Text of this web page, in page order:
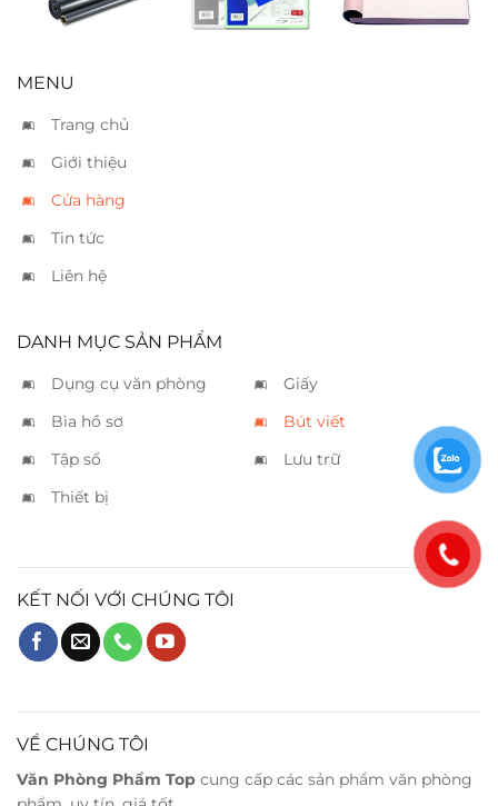
MENU
Trang chủ
Giới thiệu
Cửa hàng
Tin tức
Liên hệ
DANH MỤC SẢN PHẨM
Dụng cụ văn phòng
Giấy
Bìa hồ sơ
Bút viết
Tập sổ
Lưu trữ
Thiết bị
KẾT NỐI VỚI CHÚNG TÔI
VỀ CHÚNG TÔI
Văn Phòng Phẩm Top cung cấp các sản phẩm văn phòng